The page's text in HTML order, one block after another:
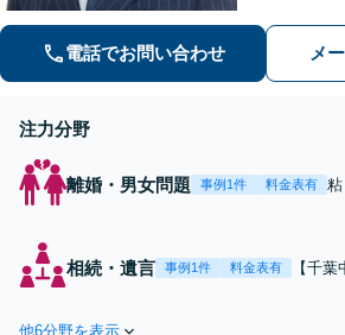
産分与・親権
さい。他にも
電話でお問い合わせ メ
注力分野
離婚・男女問題 事例1件 料金表有
粘
し
相続・遺言 事例1件 料金表有
【千
他6分野を表示